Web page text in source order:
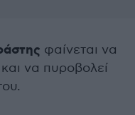
φαίνεται να
και να πυροβολεί